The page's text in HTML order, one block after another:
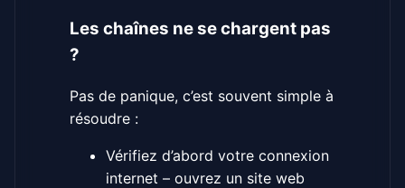
Les chaînes ne se chargent pas
?
Pas de panique, c’est souvent simple à
résoudre :
Vérifiez d’abord votre connexion
internet – ouvrez un site web